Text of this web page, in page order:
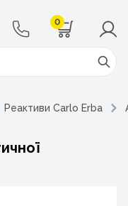
0
Реактиви Carlo Erba